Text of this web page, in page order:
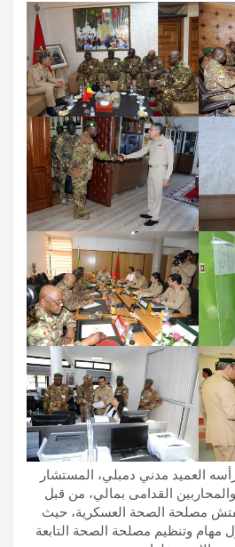
العميد مدني دمبلي، المستشار
القدامى بمالي، من قبل
مصلحة الصحة العسكرية، حيث
وتنظيم مصلحة الصحة التابعة